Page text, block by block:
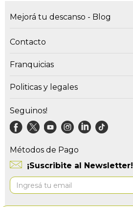
Mejorá tu descanso - Blog
Contacto
Franquicias
Politicas y legales
¡Suscribite al Newsletter!
Suscríbase
al
Seguinos!
Métodos de Pago